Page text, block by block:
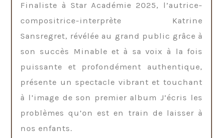
Finaliste à Star Académie 2025, l’autrice-
compositrice-interprète Katrine
Sansregret, révélée au grand public grâce à
son succès Minable et à sa voix à la fois
puissante et profondément authentique,
présente un spectacle vibrant et touchant
à l’image de son premier album J’écris les
problèmes qu’on est en train de laisser à
nos enfants.